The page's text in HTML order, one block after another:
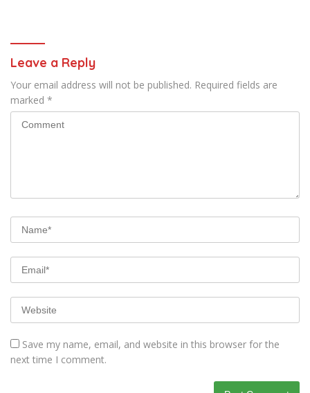
Leave a Reply
Your email address will not be published. Required fields are
marked *
Save my name, email, and website in this browser for the
next time I comment.